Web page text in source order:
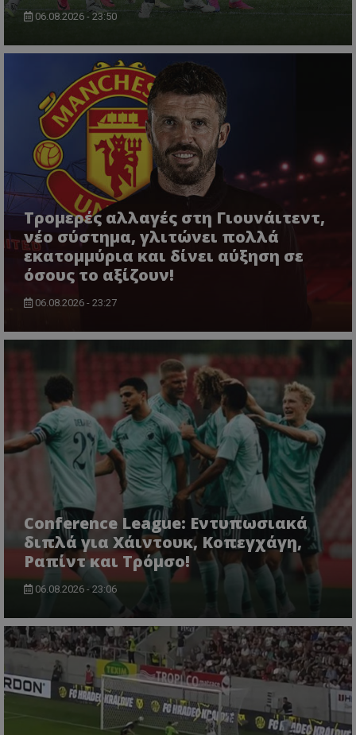
06.08.2026 - 23:50
Τρομερές αλλαγές στη Γιουνάιτεντ,
νέο σύστημα, γλιτώνει πολλά
εκατομμύρια και δίνει αύξηση σε
όσους το αξίζουν!
06.08.2026 - 23:27
Conference League: Εντυπωσιακά
διπλά για Χάιντουκ, Κοπεγχάγη,
Ραπίντ και Τρόμσο!
06.08.2026 - 23:06